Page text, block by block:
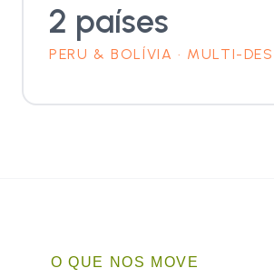
2 países
PERU & BOLÍVIA · MULTI-
O QUE NOS MOVE